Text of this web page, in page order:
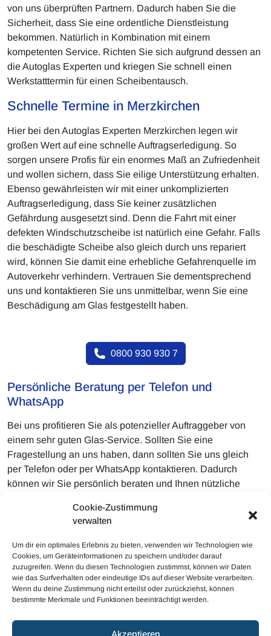
Cookie-Zustimmung
verwalten
Um dir ein optimales Erlebnis zu bieten, verwenden wir Technologien wie
Cookies, um Geräteinformationen zu speichern und/oder darauf
zuzugreifen. Wenn du diesen Technologien zustimmst, können wir Daten
wie das Surfverhalten oder eindeutige IDs auf dieser Website verarbeiten.
Wenn du deine Zustimmung nicht erteilst oder zurückziehst, können
bestimmte Merkmale und Funktionen beeinträchtigt werden.
Akzeptieren
von uns überprüften Partnern. Dadurch haben Sie die
Sicherheit, dass Sie eine ordentliche Dienstleistung
bekommen. Natürlich in Kombination mit einem
kompetenten Service. Richten Sie sich aufgrund dessen an
die Autoglas Experten und kriegen Sie schnell einen
Werkstatttermin für einen Scheibentausch.
Schnelle Termine in Merzkirchen
Hier bei den Autoglas Experten Merzkirchen legen wir
großen Wert auf eine schnelle Auftragserledigung. So
sorgen unsere Profis für ein enormes Maß an Zufriedenheit
und wollen sichern, dass Sie eilige Unterstützung erhalten.
Ebenso gewährleisten wir mit einer unkomplizierten
Auftragserledigung, dass Sie keiner zusätzlichen
Gefährdung ausgesetzt sind. Denn die Fahrt mit einer
defekten Windschutzscheibe ist natürlich eine Gefahr. Falls
die beschädigte Scheibe also gleich durch uns repariert
wird, können Sie damit eine erhebliche Gefahrenquelle im
Autoverkehr verhindern. Vertrauen Sie dementsprechend
uns und kontaktieren Sie uns unmittelbar, wenn Sie eine
Beschädigung am Glas festgestellt haben.
0800 930 930 7
Persönliche Beratung per Telefon und
WhatsApp
Bei uns profitieren Sie als potenzieller Auftraggeber von
einem sehr guten Glas-Service. Sollten Sie eine
Fragestellung an uns haben, dann sollten Sie uns gleich
per Telefon oder per WhatsApp kontaktieren. Dadurch
können wir Sie persönlich beraten und Ihnen nützliche
gern dürfen Sie über WhatsApp ebenso gleich einen Termin
mit uns arrangieren. So ist für eine reibungslose Erledigung
gesorgt.
© 2023 Mobiler Autoglas